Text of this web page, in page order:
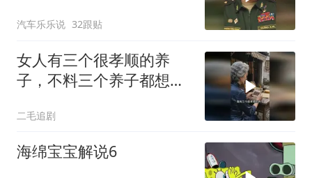
身亡！
汽车乐乐说 32跟贴
女人有三个很孝顺的养
子，不料三个养子都想害
二毛追剧
海绵宝宝解说6